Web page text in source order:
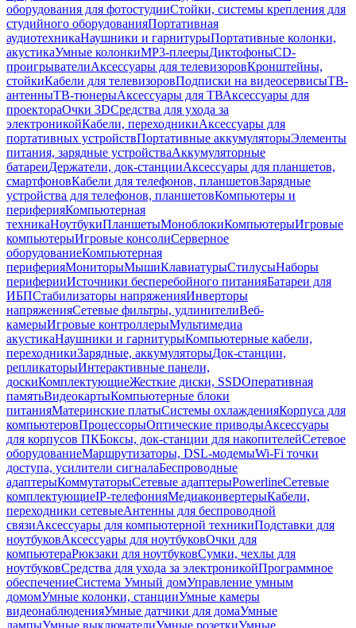
оборудования для фотостудииСтойки, системы крепления для
студийного оборудованияПортативная
аудиотехникаНаушники и гарнитурыПортативные колонки,
акустикаУмные колонкиMP3-плеерыДиктофоныCD-
проигрывателиАксессуары для телевизоровКронштейны,
стойкиКабели для телевизоровПодписки на видеосервисыТВ-
антенныТВ-тюнерыАксессуары для ТВАксессуары для
проектораОчки 3DСредства для ухода за
электроникойКабели, переходникиАксессуары для
портативных устройствПортативные аккумуляторыЭлементы
питания, зарядные устройстваАккумуляторные
батареиДержатели, док-станцииАксессуары для планшетов,
смартфоновКабели для телефонов, планшетовЗарядные
устройства для телефонов, планшетовКомпьютеры и
периферияКомпьютерная
техникаНоутбукиПланшетыМоноблокиКомпьютерыИгровые
компьютерыИгровые консолиСерверное
оборудованиеКомпьютерная
периферияМониторыМышиКлавиатурыСтилусыНаборы
периферииИсточники бесперебойного питанияБатареи для
ИБПСтабилизаторы напряженияИнверторы
напряженияСетевые фильтры, удлинителиВеб-
камерыИгровые контроллерыМультимедиа
акустикаНаушники и гарнитурыКомпьютерные кабели,
переходникиЗарядные, аккумуляторыДок-станции,
репликаторыИнтерактивные панели,
доскиКомплектующиеЖесткие диски, SSDОперативная
памятьВидеокартыКомпьютерные блоки
питанияМатеринские платыСистемы охлажденияКорпуса для
компьютеровПроцессорыОптические приводыАксессуары
для корпусов ПКБоксы, док-станции для накопителейСетевое
оборудованиеМаршрутизаторы, DSL-модемыWi-Fi точки
доступа, усилители сигналаБеспроводные
адаптерыКоммутаторыСетевые адаптерыPowerlineСетевые
комплектующиеIP-телефонияМедиаконвертерыКабели,
переходники сетевыеАнтенны для беспроводной
связиАксессуары для компьютерной техникиПодставки для
ноутбуковАксессуары для ноутбуковОчки для
компьютераРюкзаки для ноутбуковСумки, чехлы для
ноутбуковСредства для ухода за электроникойПрограммное
обеспечениеСистема Умный домУправление умным
домомУмные колонки, станцииУмные камеры
видеонаблюденияУмные датчики для домаУмные
лампыУмные выключателиУмные розеткиУмные